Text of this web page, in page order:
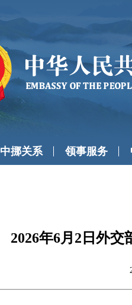
中挪关系 领事服务
2026年6月2日外